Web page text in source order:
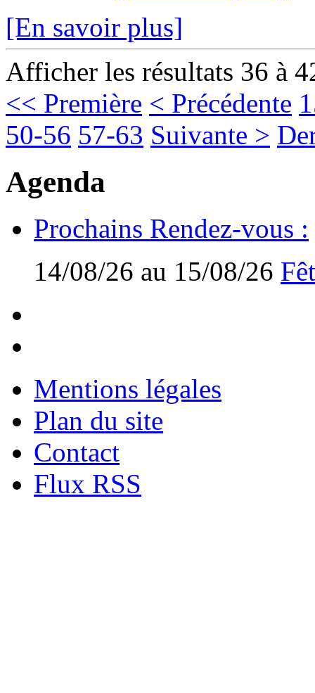
[En savoir plus]
Afficher les résultats 36 à
<< Première < Précédente
50-56 57-63 Suivante >
Agenda
Prochains Rendez-vous :
14/08/26 au 15/08/26
Mentions légales
Plan du site
Contact
Flux RSS